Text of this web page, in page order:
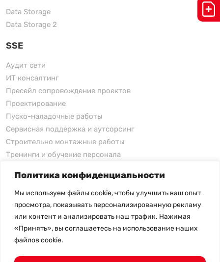
Политика конфиденциальности
Мы используем файлы cookie, чтобы улучшить ваш опыт
просмотра, показывать персонализированную рекламу
или контент и анализировать наш трафик. Нажимая
«Принять», вы соглашаетесь на использование наших
файлов cookie.
Data Storage
Data Storage 2
SSE
Аудит сети
ИТ консалтинг
Пресейл сопровождение проектов
Проектирование
Пуско-наладочные работы
Сервисная поддержка и аутсорсинг
Строительно монтажные работы
Тренинги и обучение персонала
xFusion
xFusion
xFusion AI Solution
Цены на товары не являются публичной офертой и
- Политика конфиденциальности- Возврат товара